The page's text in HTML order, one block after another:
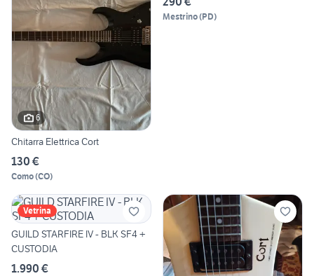
6
Chitarra Elettrica Cort
130 €
Como(CO)
Mestrino(PD)
Vetrina
GUILD STARFIRE IV - BLK SF4 +
CUSTODIA
1.990 €